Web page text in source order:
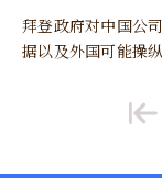
拜登政府对中国公
据以及外国可能操